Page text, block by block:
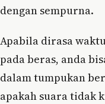
dengan sempurna.
Apabila dirasa
pada beras, anda
dalam tumpukan
apakah suara tidak